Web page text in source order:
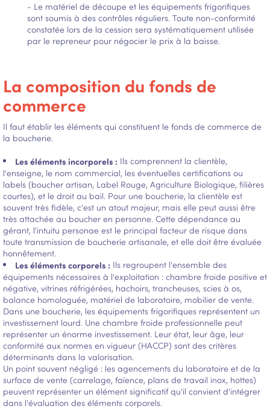
- Le matériel de découpe et les équipements frigorifiques
sont soumis à des contrôles réguliers. Toute non-conformité
constatée lors de la cession sera systématiquement utilisée
par le repreneur pour négocier le prix à la baisse.
La composition du fonds de
commerce
Il faut établir les éléments qui constituent le fonds de commerce de
la boucherie.
Les éléments incorporels : Ils comprennent la clientèle,
l'enseigne, le nom commercial, les éventuelles certifications ou
labels (boucher artisan, Label Rouge, Agriculture Biologique, filières
courtes), et le droit au bail. Pour une boucherie, la clientèle est
souvent très fidèle, c'est un atout majeur, mais elle peut aussi être
très attachée au boucher en personne. Cette dépendance au
gérant, l'intuitu personae est le principal facteur de risque dans
toute transmission de boucherie artisanale, et elle doit être évaluée
honnêtement.
Les éléments corporels : Ils regroupent l'ensemble des
équipements nécessaires à l'exploitation : chambre froide positive et
négative, vitrines réfrigérées, hachoirs, trancheuses, scies à os,
balance homologuée, matériel de laboratoire, mobilier de vente.
Dans une boucherie, les équipements frigorifiques représentent un
investissement lourd. Une chambre froide professionnelle peut
représenter un énorme investissement. Leur état, leur âge, leur
conformité aux normes en vigueur (HACCP) sont des critères
déterminants dans la valorisation.
Un point souvent négligé : les agencements du laboratoire et de la
surface de vente (carrelage, faïence, plans de travail inox, hottes)
peuvent représenter un élément significatif qu'il convient d'intégrer
dans l'évaluation des éléments corporels.